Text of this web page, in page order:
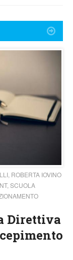
ROBERTA IOVINO
SCUOLA
Direttiva